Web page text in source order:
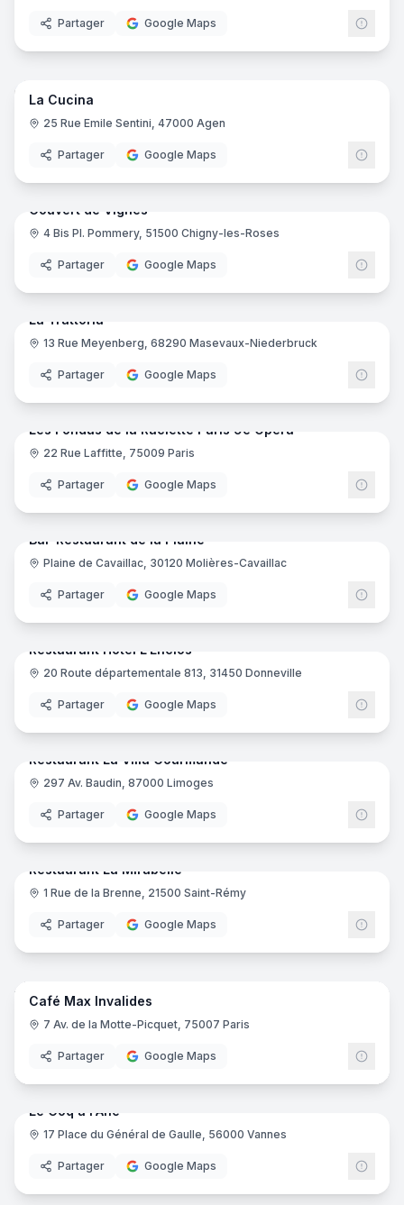
Partager Google Maps
7
La Cucina
25 Rue Emile Sentini, 47000 Agen
Partager Google Maps
Couvert de Vignes
4 Bis Pl. Pommery, 51500 Chigny-les-Roses
Partager Google Maps
18
La Trattoria
13 Rue Meyenberg, 68290 Masevaux-Niederbruck
Partager Google Maps
16
Les Fondus de la Raclette Paris 9e Opéra
22 Rue Laffitte, 75009 Paris
Partager Google Maps
12
Bar-Restaurant de la Plaine
Plaine de Cavaillac, 30120 Molières-Cavaillac
Partager Google Maps
10
Restaurant Hôtel L'Enclos
20 Route départementale 813, 31450 Donneville
Partager Google Maps
18
Restaurant La Villa Gourmande
297 Av. Baudin, 87000 Limoges
Partager Google Maps
Restaurant La Mirabelle
1 Rue de la Brenne, 21500 Saint-Rémy
Partager Google Maps
5
Café Max Invalides
7 Av. de la Motte-Picquet, 75007 Paris
Partager Google Maps
Le Coq à l'Ane
17 Place du Général de Gaulle, 56000 Vannes
Partager Google Maps
14